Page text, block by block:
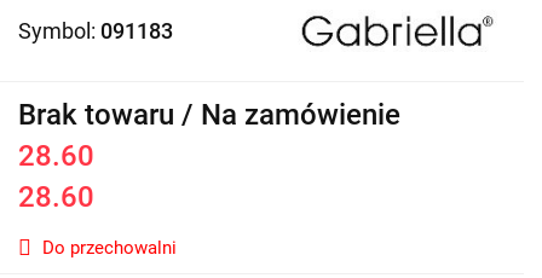
Symbol: 091183
Brak towaru / Na zamówienie
28.60
28.60
Do przechowalni